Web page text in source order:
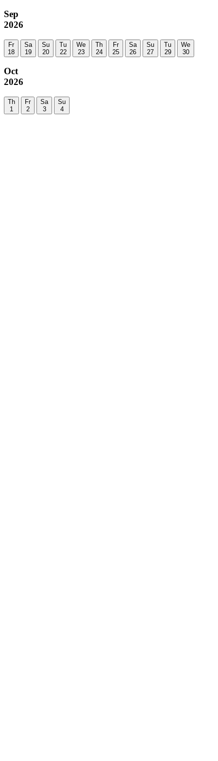
Sep
2026
Fr
18
Sa
19
Su
20
Tu
22
We
23
Th
24
Fr
25
Sa
26
Su
27
Tu
29
We
30
Oct
2026
Th
1
Fr
2
Sa
3
Su
4